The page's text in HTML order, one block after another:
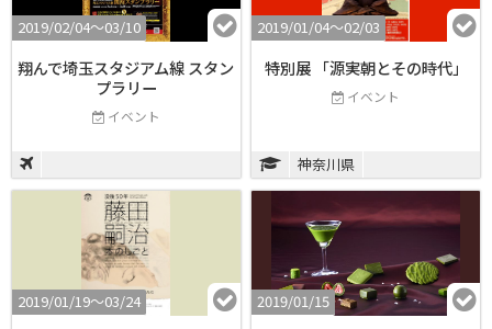
2019/02/04〜03/10
翔んで埼玉スタジアム線 スタン
プラリー
イベント
2019/01/04〜02/03
特別展 「源実朝とその時代」
イベント
神奈川県
2019/01/19〜03/24 2019/01/15